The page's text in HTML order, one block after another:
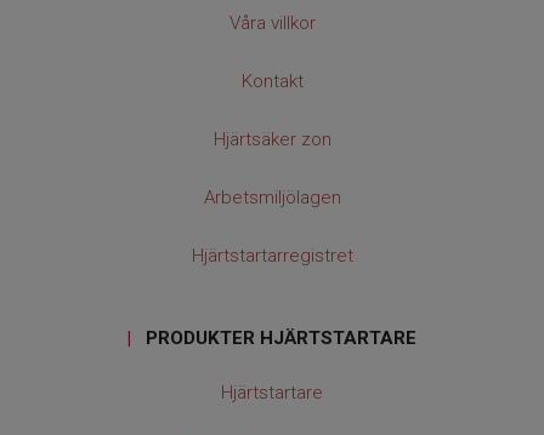
Våra villkor
Kontakt
Hjärtsäker zon
Arbetsmiljölagen
Hjärtstartarregistret
| PRODUKTER HJÄRTSTARTARE
Hjärtstartare